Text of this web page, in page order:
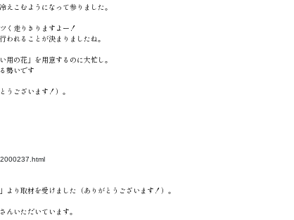
えこむようになって参りました。
く走りきりますよー！
われることが決まりましたね。
の花」を用意するのに大忙し。
勢いです
うございます！）。
り取材を受けました（ありがとうございます！）。
んいただいています。